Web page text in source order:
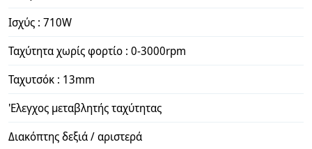
Ισχύς : 710W
Ταχύτητα χωρίς φορτίο : 0-3000rpm
Ταχυτσόκ : 13mm
'Ελεγχος μεταβλητής ταχύτητας
Διακόπτης δεξιά / αριστερά